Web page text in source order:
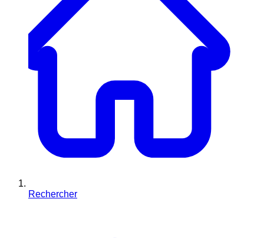
Rechercher